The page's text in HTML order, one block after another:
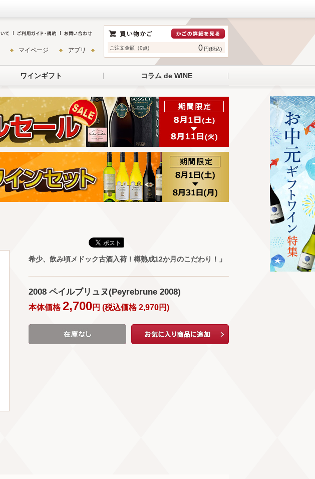
ご注文金額（0点) 0 円(税込)
マイページ アプリ
ワインギフト コラム de WINE
希少、飲み頃メドック古酒入荷！樽熟成12か月のこだわり！」
2008 ペイルブリュヌ(Peyrebrune 2008)
本体価格2,700円 (税込価格2,970円)